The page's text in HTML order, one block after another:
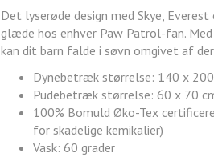
Det lyserøde design med Skye,
glæde hos enhver Paw Patrol-fan.
kan dit barn falde i søvn omgivet af
Dynebetræk størrelse: 140 x
Pudebetræk størrelse: 60 x 70
100% Bomuld Øko-Tex
for skadelige kemikalier)
Vask: 60 grader